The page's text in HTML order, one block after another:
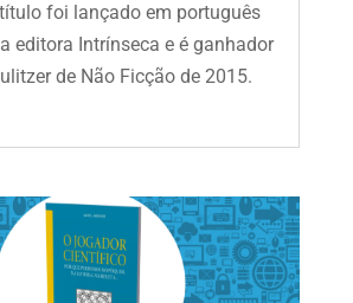
foi lançado em português
editora Intrínseca e é ganhador
de Não Ficção de 2015.